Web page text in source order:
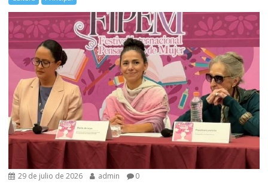
29 de julio de 2026 admin 0